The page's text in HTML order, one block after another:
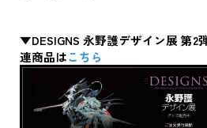
▼DESIGNS 永野護デザイン展 第2
連商品はこちら